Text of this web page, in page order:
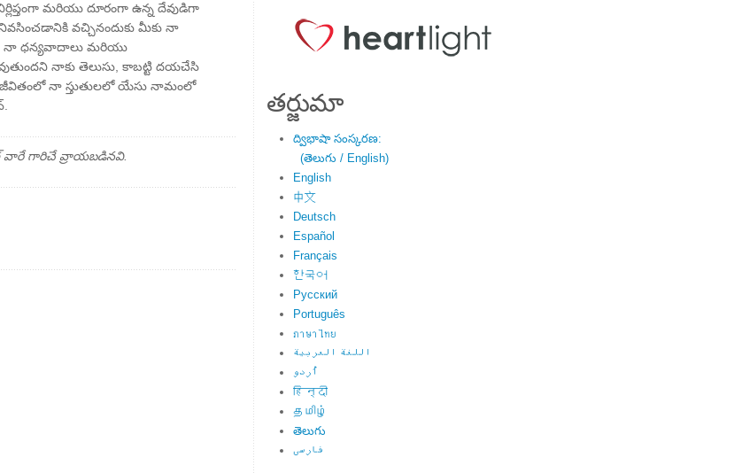
నిర్లిప్తంగా మరియు దూరంగా ఉన్న దేవుడిగా
వచ్చినందుకు మీకు నా
నా ధన్యవాదాలు మరియు
నాకు తెలుసు, కాబట్టి దయచేసి
నా స్తుతులలో యేసు నామంలో
వారే గారిచే వ్రాయబడినవి.
తర్జుమా
ద్విభాషా సంస్కరణ:
(తెలుగు / English)
English
中文
Deutsch
Español
Français
한국어
Русский
Português
ภาษาไทย
اللغة العربية
اُردو
हिन्दी
தமிழ்
తెలుగు
فارسی